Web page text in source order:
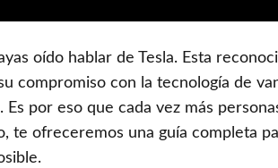
oído hablar de Tesla. Esta
compromiso con la tecnología de
por eso que cada vez más
te ofreceremos una guía completa